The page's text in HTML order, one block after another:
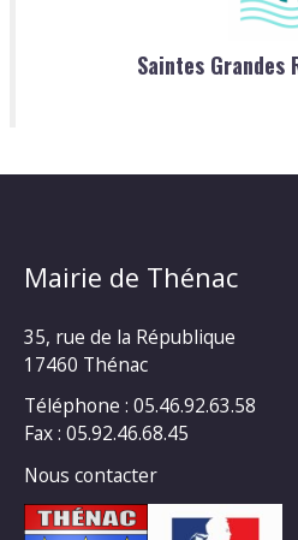
Saintes Grandes
Mairie de Thénac
35, rue de la République
17460 Thénac
Téléphone : 05.46.92.63.58
Fax : 05.92.46.68.45
Nous contacter